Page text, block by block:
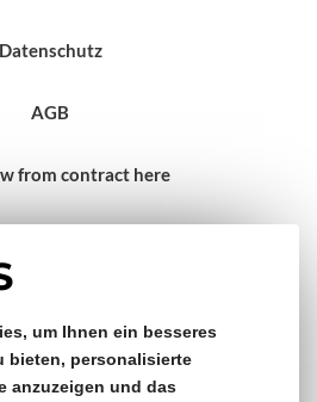
um Ihnen ein besseres
bieten, personalisierte
anzuzeigen und das
Datenschutz
AGB
from contract here
& Rückversand
€150,- Bestellwert